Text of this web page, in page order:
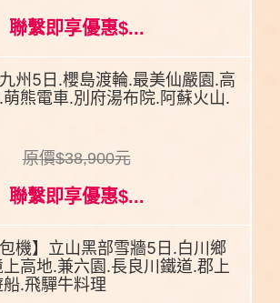
聯繫即享優惠$...
州5日.櫻島渡輪.最美仙嚴園.高
熊電車.別府湯布院.阿蘇火山.
原價$38,900元
聯繫即享優惠$...
包機】立山黑部雪牆5日.白川鄉
高地.兼六園.長良川鐵道.郡上
.飛驒牛料理